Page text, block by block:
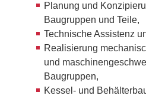
Planung und
Baugruppen und Teile,
Technische Assistenz
Realisierung
und
Baugruppen,
Kessel- und